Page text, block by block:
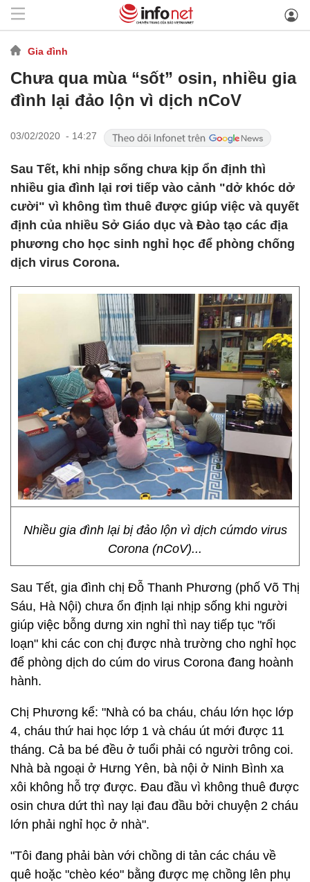
Gia đình
Chưa qua mùa “sốt” osin, nhiều gia
đình lại đảo lộn vì dịch nCoV
03/02/2020 - 14:27
Sau Tết, khi nhịp sống chưa kịp ổn định thì
nhiều gia đình lại rơi tiếp vào cảnh "dở khóc dở
cười" vì không tìm thuê được giúp việc và quyết
định của nhiều Sở Giáo dục và Đào tạo các địa
phương cho học sinh nghỉ học để phòng chống
dịch virus Corona.
Nhiều gia đình lại bị đảo lộn vì dịch cúmdo virus
Corona (nCoV)...
Sau Tết, gia đình chị Đỗ Thanh Phương (phố Võ Thị
Sáu, Hà Nội) chưa ổn định lại nhịp sống khi người
giúp việc bỗng dưng xin nghỉ thì nay tiếp tục "rối
loạn" khi các con chị được nhà trường cho nghỉ học
để phòng dịch do cúm do virus Corona đang hoành
hành.
Chị Phương kể: "Nhà có ba cháu, cháu lớn học lớp
4, cháu thứ hai học lớp 1 và cháu út mới được 11
tháng. Cả ba bé đều ở tuổi phải có người trông coi.
Nhà bà ngoại ở Hưng Yên, bà nội ở Ninh Bình xa
xôi không hỗ trợ được. Đau đầu vì không thuê được
osin chưa dứt thì nay lại đau đầu bởi chuyện 2 cháu
lớn phải nghỉ học ở nhà".
"Tôi đang phải bàn với chồng di tản các cháu về
quê hoặc "chèo kéo" bằng được mẹ chồng lên phụ